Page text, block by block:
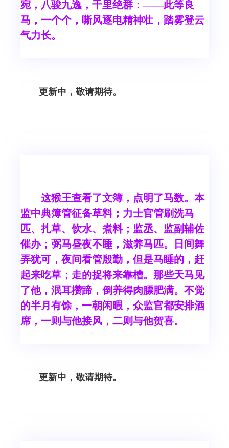
宛，八骏九逸，千里绝群：——此等良
马，一个个，嘶风逐电精神壮，踏雾登云
气力长。
更新中，敬请期待。
这猴王查看了文簿，点明了马数。本
监中典簿管征备草料；力士官管刷洗马
匹、扎草、饮水、煮料；监丞、监副辅佐
催办；弼马昼夜不睡，滋养马匹。日间舞
弄犹可，夜间看管殷勤，但是马睡的，赶
起来吃草；走的捉将来靠槽。那些天马见
了他，泯耳攒蹄，倒养得肉膘肥满。不觉
的半月有馀，一朝闲暇，众监官都安排酒
席，一则与他接风，二则与他贺喜。
更新中，敬请期待。